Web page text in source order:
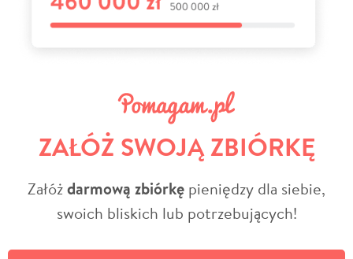
ZAŁÓŻ SWOJĄ ZBIÓRKĘ
Załóżdarmową zbiórkę pieniędzy dla siebie,
swoich bliskich lub potrzebujących!